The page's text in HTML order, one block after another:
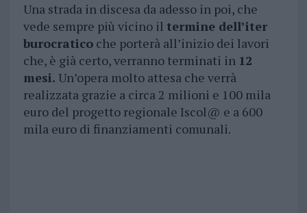
Una strada in discesa da adesso in poi, che
vede sempre più vicino il termine dell’iter
burocraticoche porterà all’inizio dei lavori
che, è già certo, verranno terminati in 12
mesi. Un’opera molto attesa che verrà
realizzata grazie a circa 2 milioni e 100 mila
euro del progetto regionale Iscol@ e a 600
mila euro di finanziamenti comunali.